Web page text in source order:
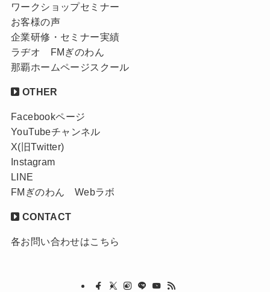
ワークショップセミナー
お客様の声
企業研修・セミナー実績
ラヂオ FMぎのわん
那覇ホームページスクール
OTHER
Facebookページ
YouTubeチャンネル
X(旧Twitter)
Instagram
LINE
FMぎのわん Webラボ
CONTACT
各お問い合わせはこちら